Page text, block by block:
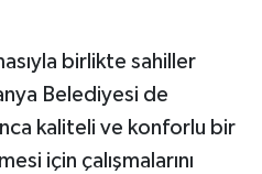
birlikte sahiller
Belediyesi de
kaliteli ve konforlu bir
için çalışmalarını